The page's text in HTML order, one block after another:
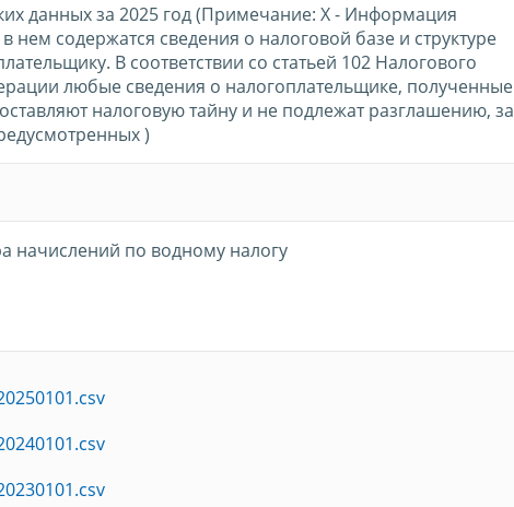
данных за 2025 год (Примечание: Х - Информация
нем содержатся сведения о налоговой базе и структуре
В соответствии со статьей 102 Налогового
любые сведения о налогоплательщике, полученные
налоговую тайну и не подлежат разглашению, за
)
начислений по водному налогу